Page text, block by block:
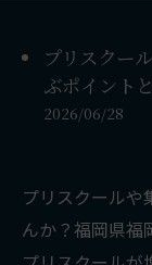
プリスクー
ぶポイント
2026/06/28
プリスクールや
んか？福岡県福